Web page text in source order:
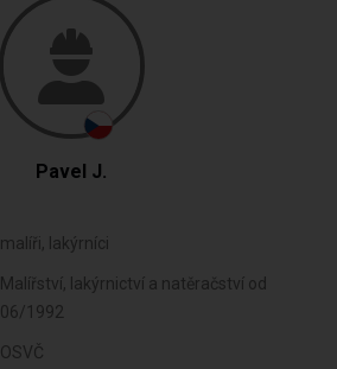
Pavel J.
malíři, lakýrníci
Malířství, lakýrnictví a natěračství od
06/1992
OSVČ